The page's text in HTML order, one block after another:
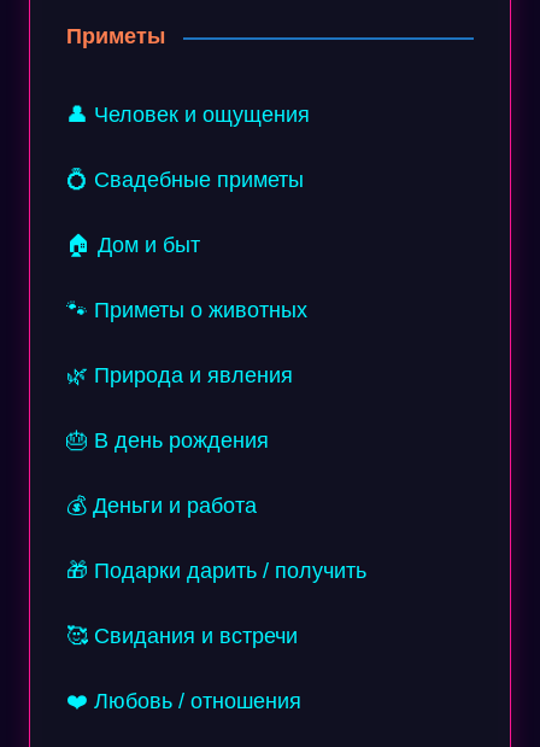
Приметы
👤 Человек и ощущения
💍 Свадебные приметы
🏠 Дом и быт
🐾 Приметы о животных
🌿 Природа и явления
🎂 В день рождения
💰 Деньги и работа
🎁 Подарки дарить / получить
🥰 Свидания и встречи
❤️ Любовь / отношения